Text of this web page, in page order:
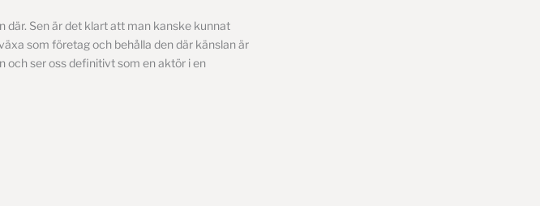
där. Sen är det klart att man kanske kunnat
som företag och behålla den där känslan är
och ser oss definitivt som en aktör i en